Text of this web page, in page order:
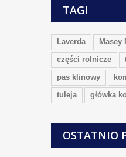
TAGI
Laverda
Masey
części rolnicze
pas klinowy
tuleja
główka
OSTATNIO